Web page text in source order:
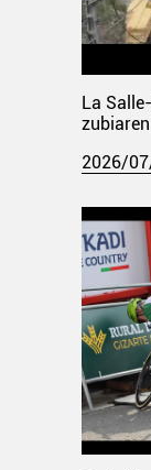
La
2026/